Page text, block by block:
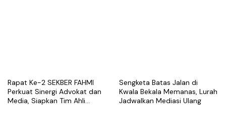
Rapat Ke-2 SEKBER FAHMI
Perkuat Sinergi Advokat dan
Media, Siapkan Tim Ahli
Sengketa Batas Jalan di
Kwala Bekala Memanas, Lurah
Jadwalkan Mediasi Ulang